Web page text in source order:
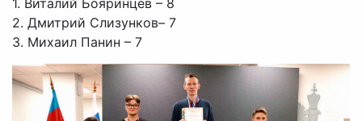
1. Виталий Бояринцев – 8
2. Дмитрий Слизунков– 7
3. Михаил Панин – 7